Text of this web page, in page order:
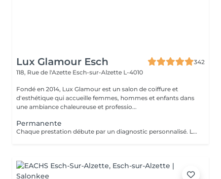
Lux Glamour Esch
342
118, Rue de l'Azette Esch-sur-Alzette L-4010
Fondé en 2014, Lux Glamour est un salon de coiffure et
d'esthétique qui accueille femmes, hommes et enfants dans
une ambiance chaleureuse et professio...
Permanente
Chaque prestation débute par un diagnostic personnalisé. Le tarif final est confirmé en salon selon les besoins de vos cheveux et la technique réalisée.